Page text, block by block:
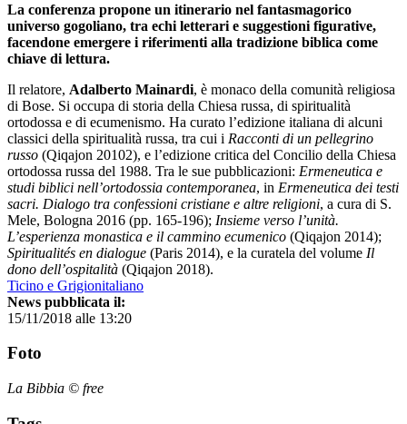
La conferenza propone un itinerario nel fantasmagorico
universo gogoliano, tra echi letterari e suggestioni figurative,
facendone emergere i riferimenti alla tradizione biblica come
chiave di lettura.
Il relatore, Adalberto Mainardi, è monaco della comunità religiosa
di Bose. Si occupa di storia della Chiesa russa, di spiritualità
ortodossa e di ecumenismo. Ha curato l’edizione italiana di alcuni
classici della spiritualità russa, tra cui i Racconti di un pellegrino
russo (Qiqajon 20102), e l’edizione critica del Concilio della Chiesa
ortodossa russa del 1988. Tra le sue pubblicazioni: Ermeneutica e
studi biblici nell’ortodossia contemporanea, in Ermeneutica dei testi
sacri. Dialogo tra confessioni cristiane e altre religioni, a cura di S.
Mele, Bologna 2016 (pp. 165-196); Insieme verso l’unità.
L’esperienza monastica e il cammino ecumenico (Qiqajon 2014);
Spiritualités en dialogue (Paris 2014), e la curatela del volume Il
dono dell’ospitalità (Qiqajon 2018).
Ticino e Grigionitaliano
News pubblicata il:
15/11/2018 alle 13:20
Foto
La Bibbia © free